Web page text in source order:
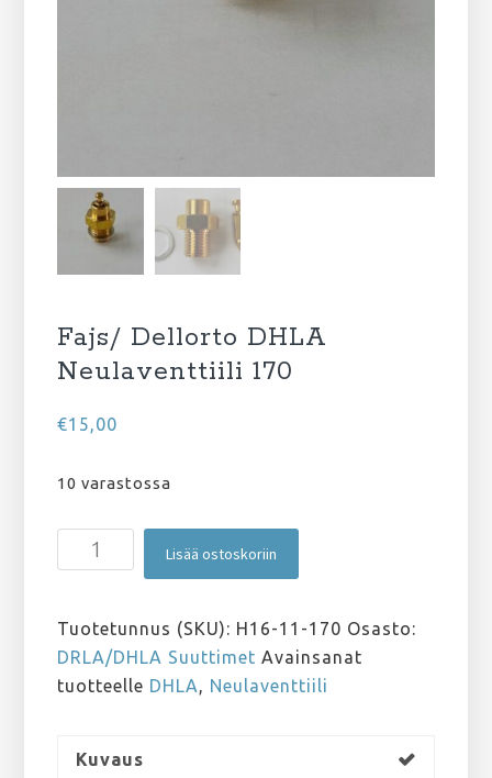
Fajs/ Dellorto DHLA
Neulaventtiili 170
€15,00
10 varastossa
Fajs/
Dellorto
Neulaventtiili
170
määrä
Lisää ostoskoriin
Tuotetunnus (SKU): H16-11-170 Osasto:
DRLA/DHLA Suuttimet Avainsanat
tuotteelle DHLA Neulaventtiili
Kuvaus